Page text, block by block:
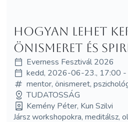
Hogyan lehet
önismeret és
Everness Fesztivál 2026
kedd, 2026-06-23., 17:00
mentor, önismeret,
TUDATOSSÁG
Kemény Péter, Kun Szilvi
Jársz workshopokra, meditálsz,